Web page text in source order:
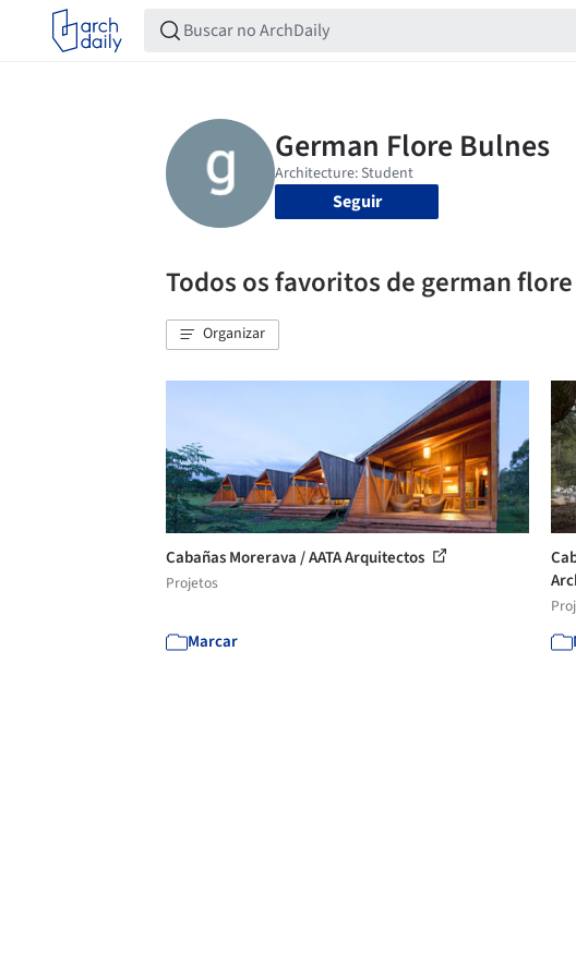
Seguir
Todos os favoritos de german
Organizar
Cabañas Morerava / AATA Arquitectos
Projetos
Marcar